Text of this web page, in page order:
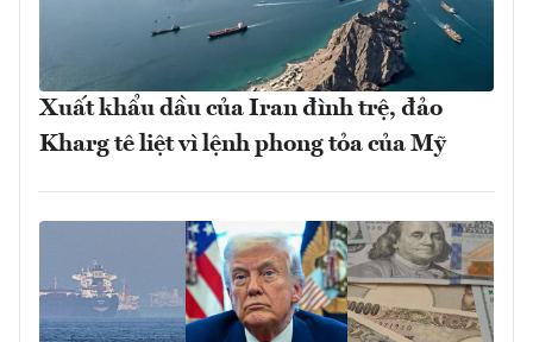
Xuất khẩu dầu của Iran đình trệ, đảo
Kharg tê liệt vì lệnh phong tỏa của Mỹ